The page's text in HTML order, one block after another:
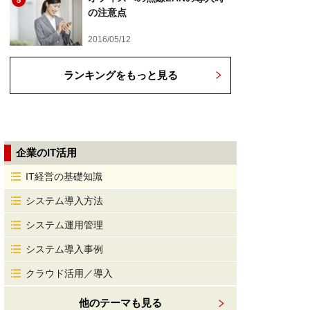
の注意点
2016/05/12
ランキングをもっと見る
企業のIT活用
IT経営の基礎知識
システム導入方法
システム運用管理
システム導入事例
クラウド活用／導入
他のテーマも見る